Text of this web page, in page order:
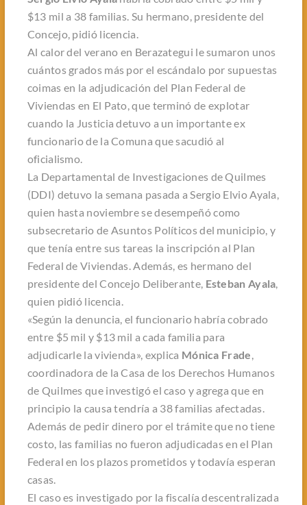
$13 mil a 38 familias. Su hermano, presidente del
Concejo, pidió licencia.
Al calor del verano en Berazategui le sumaron unos
cuántos grados más por el escándalo por supuestas
coimas en la adjudicación del Plan Federal de
Viviendas en El Pato, que terminó de explotar
cuando la Justicia detuvo a un importante ex
funcionario de la Comuna que sacudió al
oficialismo.
La Departamental de Investigaciones de Quilmes
(DDI) detuvo la semana pasada a Sergio Elvio Ayala,
quien hasta noviembre se desempeñó como
subsecretario de Asuntos Políticos del municipio, y
que tenía entre sus tareas la inscripción al Plan
Federal de Viviendas. Además, es hermano del
presidente del Concejo Deliberante, Esteban Ayala,
quien pidió licencia.
«Según la denuncia, el funcionario habría cobrado
entre $5 mil y $13 mil a cada familia para
adjudicarle la vivienda», explica Mónica Frade,
coordinadora de la Casa de los Derechos Humanos
de Quilmes que investigó el caso y agrega que en
principio la causa tendría a 38 familias afectadas.
Además de pedir dinero por el trámite que no tiene
costo, las familias no fueron adjudicadas en el Plan
Federal en los plazos prometidos y todavía esperan
casas.
El caso es investigado por la fiscalía descentralizada